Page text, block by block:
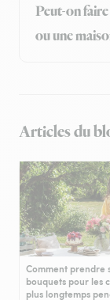
Peut-on
ou une
Articles du
Comment prendre
bouquets pour les
plus longtemps